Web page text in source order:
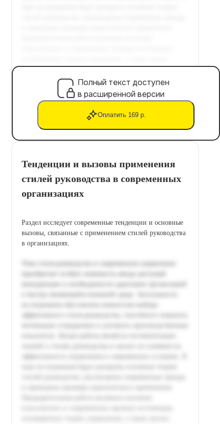
Полный текст доступен
в расширенной версии
Оплатить 169 р.
Тенденции и вызовы применения
стилей руководства в современных
организациях
Раздел исследует современные тенденции и основные
вызовы, связанные с применением стилей руководства
в организациях.